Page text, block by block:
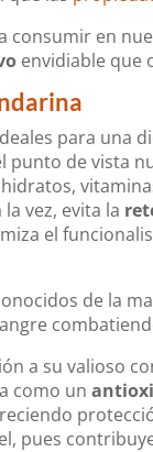
consumir en
envidiable que
para una
punto de vista
vez, evita la
el
de la
a su valioso
como un
pues